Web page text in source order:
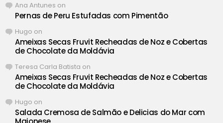
Ana Antunes on
Pernas de Peru Estufadas com Pimentão
Hugo on
Ameixas Secas Fruvit Recheadas de Noz e Cobertas
de Chocolate da Moldávia
Teresa Carla Batista on
Ameixas Secas Fruvit Recheadas de Noz e Cobertas
de Chocolate da Moldávia
Hugo on
Salada Cremosa de Salmão e Delicias do Mar com